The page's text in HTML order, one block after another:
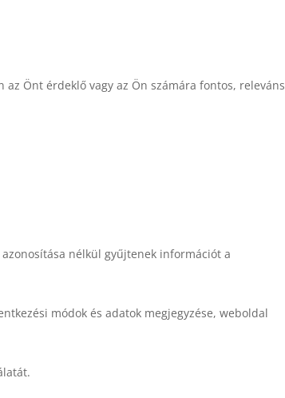
Önt érdeklő vagy az Ön számára fontos, releváns
nélkül gyűjtenek információt a
módok és adatok megjegyzése, weboldal